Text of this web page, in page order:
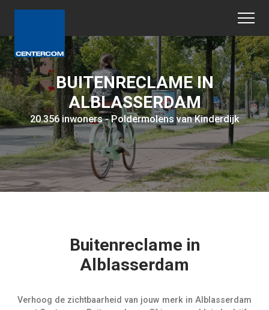
BUITENRECLAME IN
ALBLASSERDAM
20.356 inwoners - Poldermolens van Kinderdijk
Buitenreclame in
Alblasserdam
Verhoog de zichtbaarheid van jouw merk in Alblasserdam